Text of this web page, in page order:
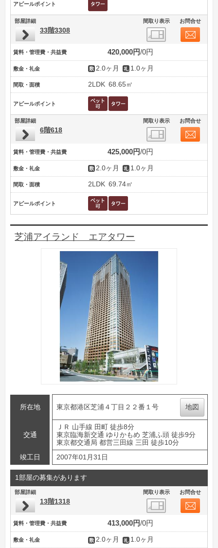
アピールポイント
部屋詳細 間取り表示 お問合せ
33階3308
賃料・管理費・共益費 420,000円 0円
敷金・礼金 2.0ヶ月 1.0ヶ月
間取・面積 2LDK 68.65㎡
アピールポイント
部屋詳細 間取り表示 お問合せ
6階618
賃料・管理費・共益費 425,000円 0円
敷金・礼金 2.0ヶ月 1.0ヶ月
間取・面積 2LDK 69.74㎡
アピールポイント
芝浦アイランド エアタワー
所在地 東京都港区芝浦４丁目２２番１号 地図
交通
ＪＲ 山手線 田町 徒歩8分
東京臨海新交通 ゆりかもめ 芝浦ふ頭 徒歩9分
東京都交通局 都営三田線 三田 徒歩10分
竣工日
2007年01月31日
1部屋の募集があります
部屋詳細 間取り表示 お問合せ
13階1318
賃料・管理費・共益費 413,000円 0円
敷金・礼金 2.0ヶ月 1.0ヶ月